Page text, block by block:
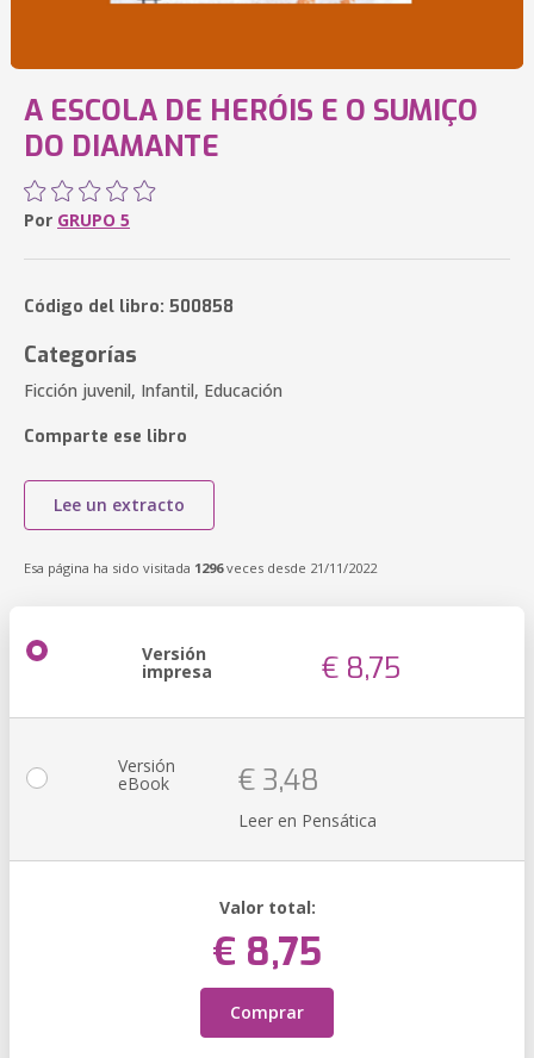
A ESCOLA DE HERÓIS E O SUMIÇO
DO DIAMANTE
Por GRUPO 5
Código del libro: 500858
Categorías
Ficción juvenil, Infantil, Educación
Comparte ese libro
Lee un extracto
Esa página ha sido visitada 1296veces desde 21/11/2022
Versión
impresa € 8,75
Versión
eBook € 3,48
Leer en Pensática
Valor total:
€ 8,75
Comprar